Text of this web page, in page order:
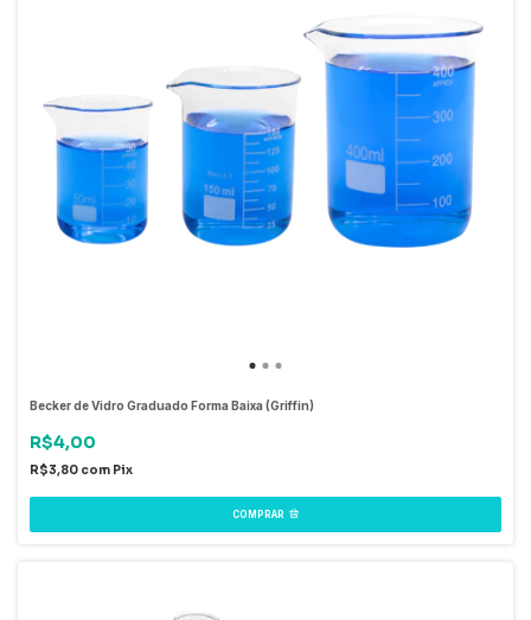
Becker de Vidro Graduado Forma Baixa (Griffin)
R$4,00
R$3,80 com Pix
COMPRAR